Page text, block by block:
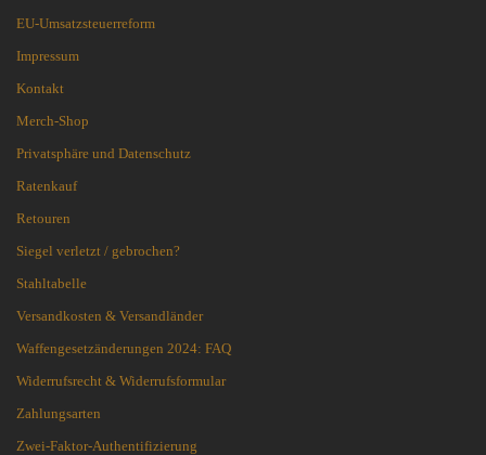
EU-Umsatzsteuerreform
Impressum
Kontakt
Merch-Shop
Privatsphäre und Datenschutz
Ratenkauf
Retouren
Siegel verletzt / gebrochen?
Stahltabelle
Versandkosten & Versandländer
Waffengesetzänderungen 2024: FAQ
Widerrufsrecht & Widerrufsformular
Zahlungsarten
Zwei-Faktor-Authentifizierung